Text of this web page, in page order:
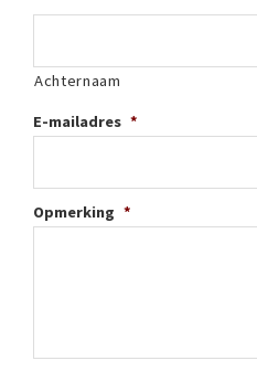
Achternaam
E-mailadres *
Opmerking *